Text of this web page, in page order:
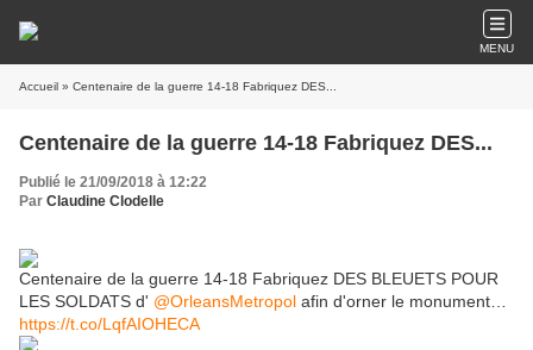
MENU
Accueil » Centenaire de la guerre 14-18 Fabriquez DES...
Centenaire de la guerre 14-18 Fabriquez DES...
Publié le 21/09/2018 à 12:22
Par Claudine Clodelle
Centenaire de la guerre 14-18 Fabriquez DES BLEUETS POUR
LES SOLDATS d' @OrleansMetropol afin d'orner le monument…
https://t.co/LqfAIOHECA